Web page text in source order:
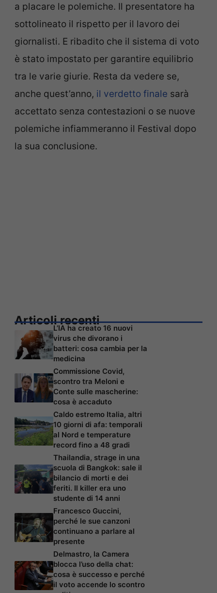
a placare le polemiche. Il presentatore ha
sottolineato il rispetto per il lavoro dei
giornalisti. E ribadito che il sistema di voto
è stato impostato per garantire equilibrio
tra le varie giurie. Resta da vedere se,
anche quest’anno, il verdetto finale sarà
accettato senza contestazioni o se nuove
polemiche infiammeranno il Festival dopo
la sua conclusione.
Articoli recenti
L’IA ha creato 16 nuovi
virus che divorano i
batteri: cosa cambia per la
medicina
Commissione Covid,
scontro tra Meloni e
Conte sulle mascherine:
cosa è accaduto
Caldo estremo Italia, altri
10 giorni di afa: temporali
al Nord e temperature
record fino a 48 gradi
Thailandia, strage in una
scuola di Bangkok: sale il
bilancio di morti e dei
feriti. Il killer era uno
studente di 14 anni
Francesco Guccini,
perché le sue canzoni
continuano a parlare al
presente
Delmastro, la Camera
blocca l’uso della chat:
cosa è successo e perché
il voto accende lo scontro